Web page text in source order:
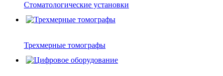
Стоматологические установки
Трехмерные томографы